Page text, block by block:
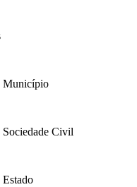
Município
Sociedade Civil